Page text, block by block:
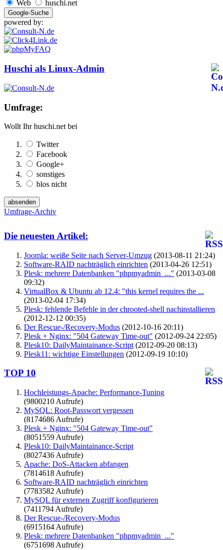
Web huschi.net
powered by:
Huschi als Linux-Admin
Umfrage:
Wollt Ihr huschi.net bei
Twitter
Facebook
Google+
sonstiges
blos nicht
Umfrage-Archiv
Die neuesten Artikel:
Joomla: weiße Seite nach Server-Umzug (2013-08-11 21:24)
Software-RAID nachträglich einrichten (2013-04-26 12:51)
Plesk: mehrere Datenbanken "phpmyadmin_..." (2013-03-08
09:32)
VirtualBox & Ubuntu ab 12.4: "this kernel requires the ...
(2013-02-04 17:34)
Plesk: fehlende Befehle in der chrooted-shell nachinstallieren
(2012-12-12 00:35)
Der Rescue-/Recovery-Modus (2012-10-16 20:11)
Plesk + Nginx: "504 Gateway Time-out" (2012-09-24 22:05)
Plesk10: DailyMaintainance-Script (2012-09-20 08:13)
Plesk11: wichtige Einstellungen (2012-09-19 10:10)
TOP 10
Hochleistungs-Apache: Performance-Tuning
(9800210 Aufrufe)
MySQL: Root-Passwort vergessen
(8174686 Aufrufe)
Plesk + Nginx: "504 Gateway Time-out"
(8051559 Aufrufe)
Plesk10: DailyMaintainance-Script
(8027436 Aufrufe)
Apache: DoS-Attacken abfangen
(7814618 Aufrufe)
Software-RAID nachträglich einrichten
(7783582 Aufrufe)
MySQL für externen Zugriff konfigurieren
(7411794 Aufrufe)
Der Rescue-/Recovery-Modus
(6915164 Aufrufe)
Plesk: mehrere Datenbanken "phpmyadmin_..."
(6751698 Aufrufe)